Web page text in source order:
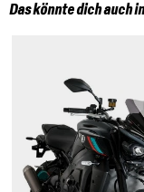
Das könnte dich auch